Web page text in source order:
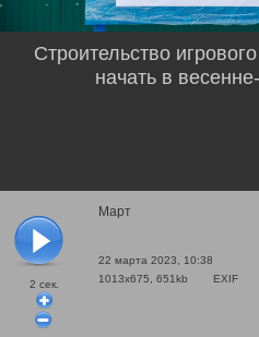
2 сек.
Март
22 марта 2023, 10:38
1013x675, 651kb
EXIF
Строительство
начать в